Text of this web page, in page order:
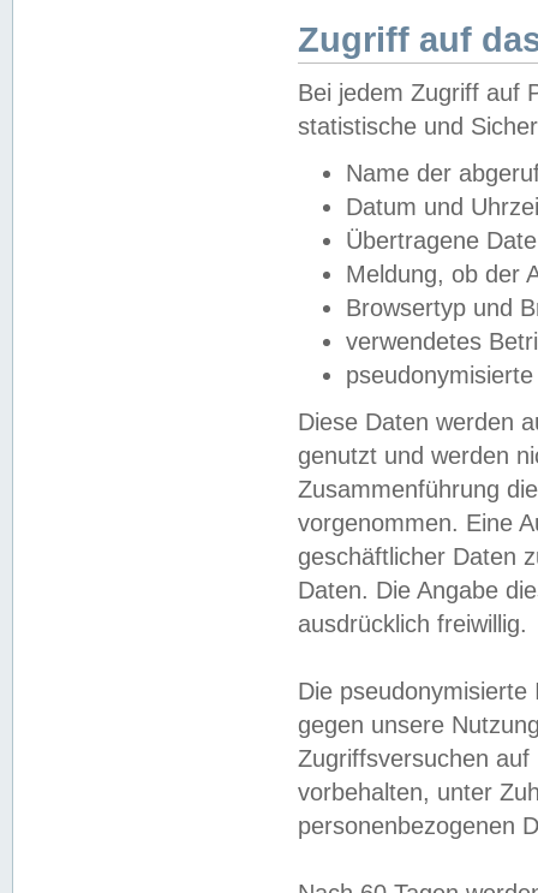
Zugriff auf
Bei jedem Zugriff auf
statistische und
Name der
Datum und
Übertragene
Meldung, ob der
Browsertyp und
verwendetes
Diese Daten werden
genutzt und werden
Zusammenführung
vorgenommen. Eine
geschäftlicher Daten
Daten. Die Angabe
ausdrücklich freiwillig.
Die
gegen unsere
Zugriffsversuchen
vorbehalten, unter
personenbezogenen